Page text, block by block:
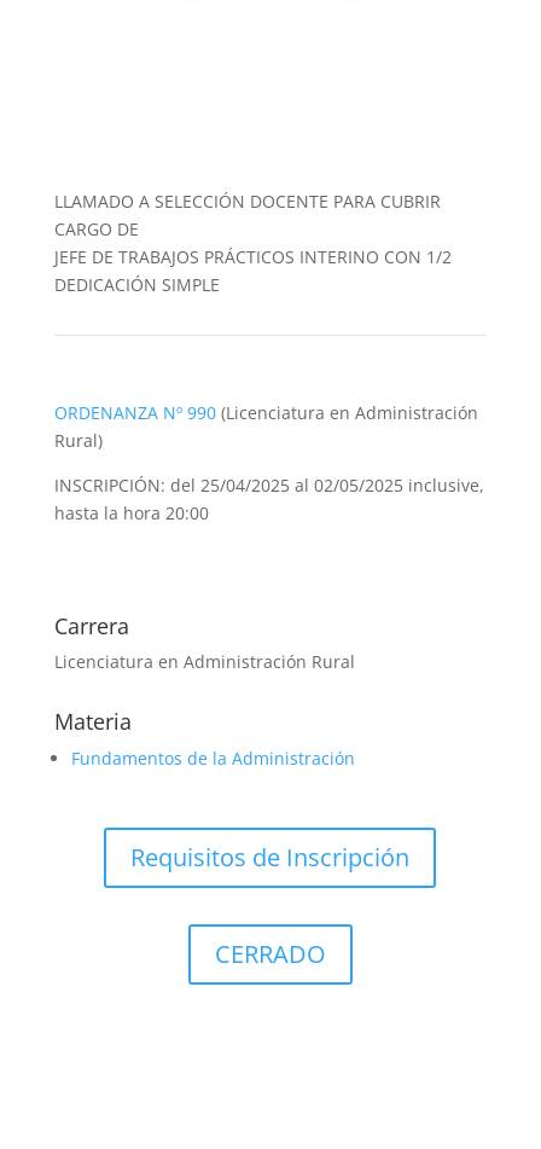
LLAMADO A SELECCIÓN DOCENTE PARA CUBRIR
CARGO DE
JEFE DE TRABAJOS PRÁCTICOS INTERINO CON 1/2
DEDICACIÓN SIMPLE
ORDENANZA Nº 990(Licenciatura en Administración
Rural)
INSCRIPCIÓN: del 25/04/2025 al 02/05/2025 inclusive,
hasta la hora 20:00
Carrera
Licenciatura en Administración Rural
Materia
Fundamentos de la Administración
Requisitos de Inscripción
CERRADO